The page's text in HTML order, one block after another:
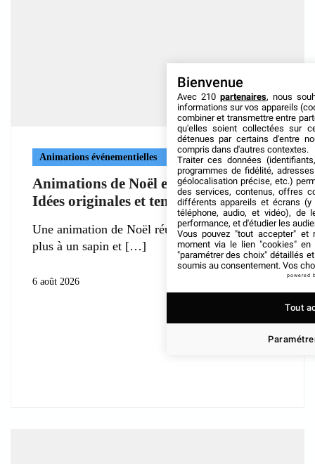
Animations événementielles
Animations de Noël en entreprise :
Idées originales et tendances 2026
Une animation de Noël réussie ne se résume
plus à un sapin et
6 août 2026
Bienvenue
Avec 210 partenaires, nous
informations sur vos appareils
combiner et transmettre entre
qu'elles soient collectées sur
détenues par certains d'entre
compris dans d'autres contextes.
Traiter ces données
programmes de fidélité,
géolocalisation précise, etc.)
des services, contenus, offres
différents appareils et écrans (y
téléphone, audio, et vidéo), de
performance, et d'étudier les
Vous pouvez "tout accepter" et
moment via le lien "cookies" en
"paramétrer des choix" détaillés
soumis au consentement. Vos
powered
Tout